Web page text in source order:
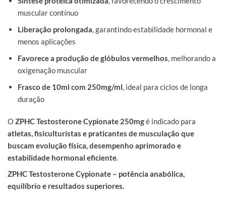
muscular contínuo
Liberação prolongada, garantindo estabilidade hormonal e
menos aplicações
Favorece a produção de glóbulos vermelhos, melhorando a
oxigenação muscular
Frasco de 10ml com 250mg/ml, ideal para ciclos de longa
duração
OZPHC Testosterone Cypionate 250mgé indicado para
atletas, fisiculturistas e praticantes de musculação que
buscam evolução física, desempenho aprimorado e
estabilidade hormonal eficiente.
ZPHC Testosterone Cypionate – potência anabólica,
equilíbrio e resultados superiores.